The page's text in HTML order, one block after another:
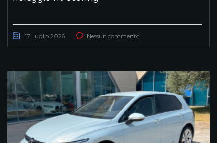
17 Luglio 2026 Nessun commento